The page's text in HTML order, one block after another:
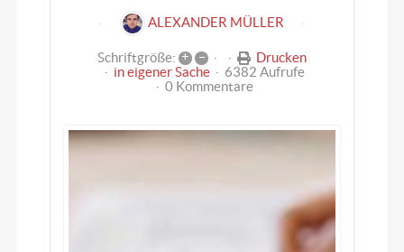
ALEXANDER MÜLLER
Schriftgröße: + –
Drucken
in eigener Sache
6382 Aufrufe
0 Kommentare